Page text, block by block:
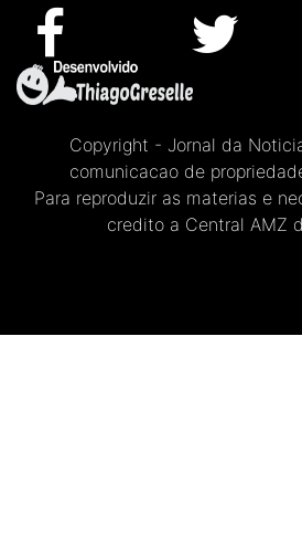
Copyright - Jornal da
comunicacao de
Para reproduzir as materias e
credito a Central AMZ